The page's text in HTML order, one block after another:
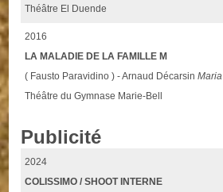
Théâtre El Duende
2016
LA MALADIE DE LA FAMILLE M
( Fausto Paravidino ) - Arnaud DécarsinMaria
Théâtre du Gymnase Marie-Bell
Publicité
2024
COLISSIMO / SHOOT INTERNE